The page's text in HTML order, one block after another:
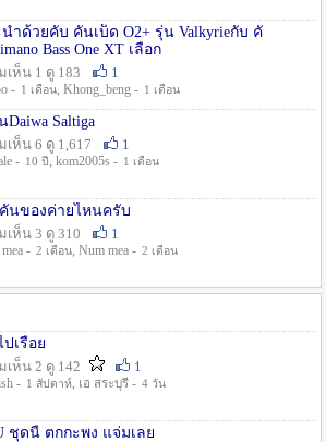
ำด้วยคับ คันเบ็ด O2+ รุ่น Valkyrieกับ คั
Bass One XT เลือก
เห็น 1 ดู 183
1
- 1 เดือน, Khong_beng - 1 เดือน
Daiwa Saltiga
เห็น 6 ดู 1,617
1
- 10 ปี , kom2005s - 1 เดือน
นของค่ายไหนครับ
เห็น 3 ดู 310
1
- 2 เดือน, Num mea - 2 เดือน
ปเรื่อย
เห็น 2 ดู 142
1
- 1 สัปดาห์, เอ สระบุรี - 4 วัน
ชุดนี้ ตกกะพง แจ่มเลย